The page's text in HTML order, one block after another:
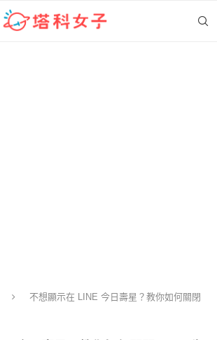
不想顯示在 LINE 今日壽星？教你如何關閉